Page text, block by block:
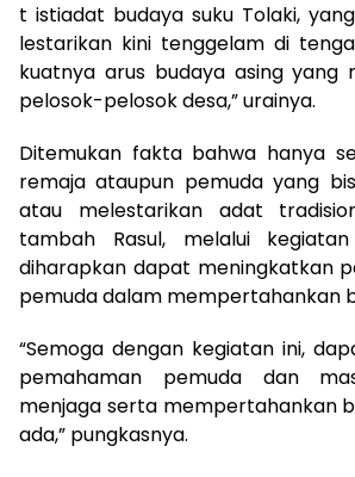
t istiadat budaya suku Tolaki,
lestarikan kini tenggelam di
kuatnya arus budaya asing yang
pelosok-pelosok desa,” urainya.
Ditemukan fakta bahwa hanya
remaja ataupun pemuda yang
atau melestarikan adat
tambah Rasul, melalui
diharapkan dapat meningkatkan
pemuda dalam mempertahankan
“Semoga dengan kegiatan ini,
pemahaman pemuda dan
menjaga serta mempertahankan
ada,” pungkasnya.